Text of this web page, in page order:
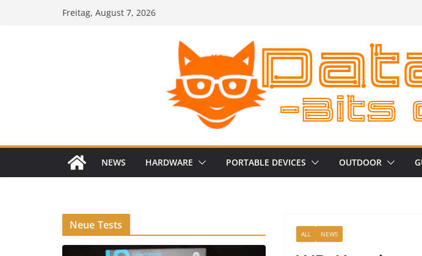
Freitag, August 7, 2026
NEWS HARDWARE PORTABLE DEVICES OUTDOOR
ALL NEWS
Neue Tests